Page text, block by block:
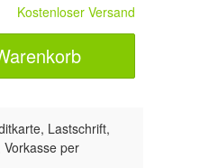
Kostenloser Versand
Lastschrift,
per